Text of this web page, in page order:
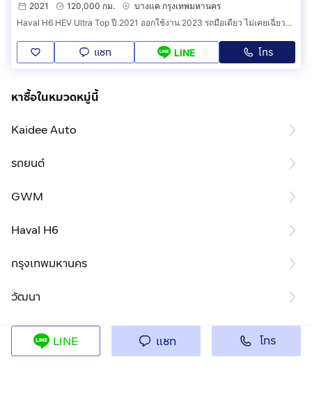
2021
120,000 กม.
บางแค กรุงเทพมหานคร
Haval H6 HEV Ultra Top ปี 2021 ออกใช้งาน 2023 รถมือเดียว ไม่เคยเฉี่ยวชน สภาพสวยจัด วารันตีศูนย์ยาวถึงปี 2028
แชท LINE โทร
หาซื้อในหมวดหมู่นี้
Kaidee Auto
รถยนต์
GWM
Haval H6
กรุงเทพมหานคร
วัฒนา
LINE แชท โทร